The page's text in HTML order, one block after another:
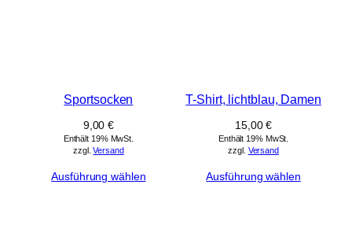
Sportsocken
9,00€
Enthält 19% MwSt.
zzgl.Versand
Ausführung wählen
T-Shirt, lichtblau, Damen
15,00€
Enthält 19% MwSt.
zzgl. Versand
Ausführung wählen